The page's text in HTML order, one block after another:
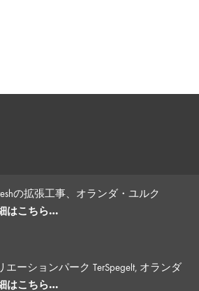
の拡張工事、オランダ・ユルク
はこちら…
エーションパーク TerSpegelt, オランダ
はこちら…